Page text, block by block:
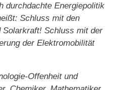
durchdachte Energiepolitik
Schluss mit den
Solarkraft! Schluss mit der
der Elektromobilität
Offenheit und